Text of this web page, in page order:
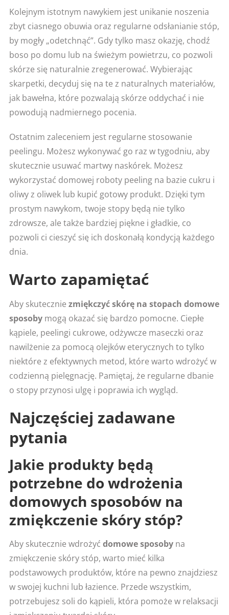
Kolejnym istotnym nawykiem jest unikanie noszenia
zbyt ciasnego obuwia oraz regularne odsłanianie stóp,
by mogły „odetchnąć”. Gdy tylko masz okazję, chodź
boso po domu lub na świeżym powietrzu, co pozwoli
skórze się naturalnie zregenerować. Wybierając
skarpetki, decyduj się na te z naturalnych materiałów,
jak bawełna, które pozwalają skórze oddychać i nie
powodują nadmiernego pocenia.
Ostatnim zaleceniem jest regularne stosowanie
peelingu. Możesz wykonywać go raz w tygodniu, aby
skutecznie usuwać martwy naskórek. Możesz
wykorzystać domowej roboty peeling na bazie cukru i
oliwy z oliwek lub kupić gotowy produkt. Dzięki tym
prostym nawykom, twoje stopy będą nie tylko
zdrowsze, ale także bardziej piękne i gładkie, co
pozwoli ci cieszyć się ich doskonałą kondycją każdego
dnia.
Warto zapamiętać
Aby skutecznie zmiękczyć skórę na stopach domowe
sposobymogą okazać się bardzo pomocne. Ciepłe
kąpiele, peelingi cukrowe, odżywcze maseczki oraz
nawilżenie za pomocą olejków eterycznych to tylko
niektóre z efektywnych metod, które warto wdrożyć w
codzienną pielęgnację. Pamiętaj, że regularne dbanie
o stopy przynosi ulgę i poprawia ich wygląd.
Najczęściej zadawane
pytania
Jakie produkty będą
potrzebne do wdrożenia
domowych sposobów na
zmiękczenie skóry stóp?
Aby skutecznie wdrożyć domowe sposobyna
zmiękczenie skóry stóp, warto mieć kilka
podstawowych produktów, które na pewno znajdziesz
w swojej kuchni lub łazience. Przede wszystkim,
potrzebujesz soli do kąpieli, która pomoże w relaksacji